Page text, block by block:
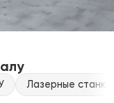
Лазерные